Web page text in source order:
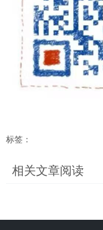
标签：
相关文章阅读